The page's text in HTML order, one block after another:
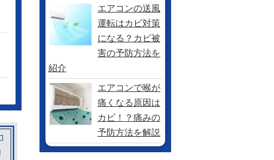
エアコンの送風
運転はカビ対策
になる？カビ被
害の予防方法を
紹介
エアコンで喉が
痛くなる原因は
カビ！？痛みの
予防方法を解説